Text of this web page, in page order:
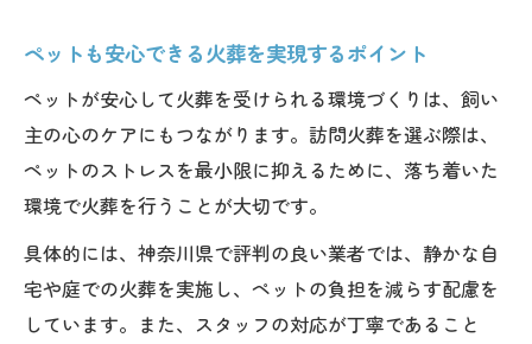
ペットも安心できる火葬を実現するポイント
ペットが安心して火葬を受けられる環境づくりは、飼い
主の心のケアにもつながります。訪問火葬を選ぶ際は、
ペットのストレスを最小限に抑えるために、落ち着いた
環境で火葬を行うことが大切です。
具体的には、神奈川県で評判の良い業者では、静かな自
宅や庭での火葬を実施し、ペットの負担を減らす配慮を
しています。また、スタッフの対応が丁寧であること